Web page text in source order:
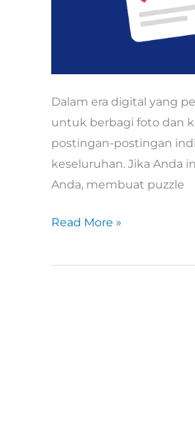
Dalam era digital yang
untuk berbagi foto dan
postingan-postingan
keseluruhan. Jika Anda
Anda, membuat puzzle
Cara
Puzzle
Read More »